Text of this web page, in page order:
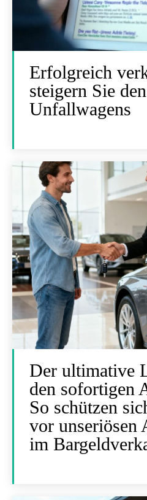
Erfolgreich
steigern Sie
Unfallwagens
Der ultimative
den sofortigen
So schützen
vor unseriösen
im